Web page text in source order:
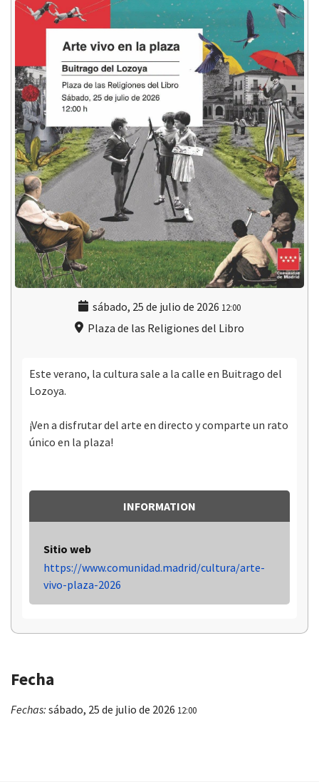
sábado, 25 de julio de 2026 12:00
Plaza de las Religiones del Libro
Este verano, la cultura sale a la calle en Buitrago del
Lozoya.
¡Ven a disfrutar del arte en directo y comparte un rato
único en la plaza!
INFORMATION
Sitio web
https://www.comunidad.madrid/cultura/arte-
vivo-plaza-2026
Fecha
Fechas: sábado, 25 de julio de 2026 12:00